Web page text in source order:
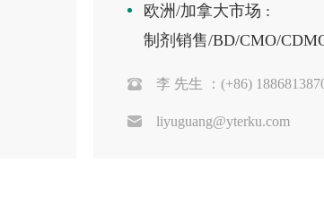
欧洲/加拿大市场 :
制剂销售/BD/CMO/
李 先生 ：(+86)
liyuguang@yterku.com